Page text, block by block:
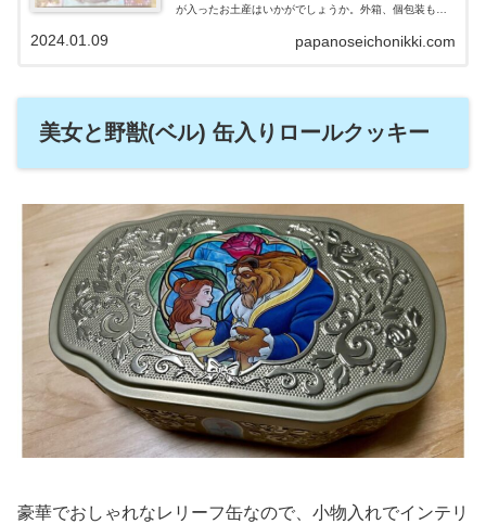
が入ったお土産はいかがでしょうか。外箱、個包装も可
papanoseichonikki.com
2024.01.09
美女と野獣(ベル) 缶入りロールクッキー
豪華でおしゃれなレリーフ缶なので、小物入れでインテリ